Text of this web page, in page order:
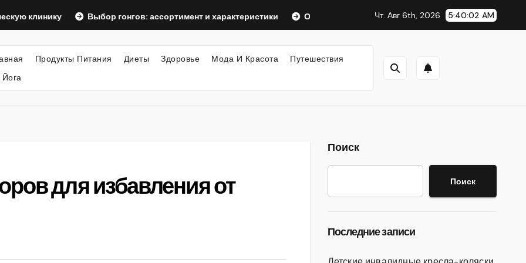
Выбор гонгов: ассортимент и характеристики Оформление аккредитивов в международной торговле
Чт. Авг 6th, 2026 5:40:03 AM
Продукты Питания Диеты Здоровье Мода И Красота
Путешествия
для избавления от
Поиск
Поиск
Последние записи